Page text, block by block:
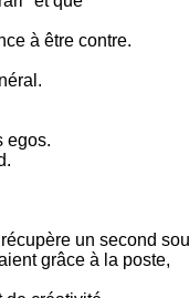
à être contre.
egos.
un second
grâce à la poste,